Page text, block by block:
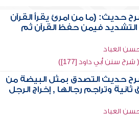
حديث: (ما من امرئ يقرأ القرآن
فيمن حفظ القرآن ثم
العباد
سنن أبي داود [177])
حديث التصدق بمثل البيضة من
وتراجم رجالها , إخراج الرجل
العباد